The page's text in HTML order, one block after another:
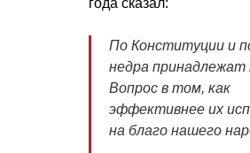
По Конституции и
недра принадлежат
Вопрос в том, как
эффективнее их
на благо нашего